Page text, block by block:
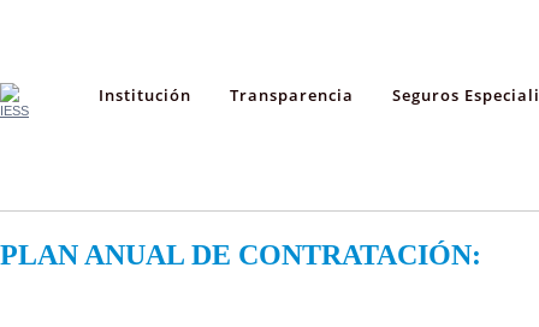
Institución Transparencia Seguros
PLAN ANUAL DE CONTRATACIÓN: